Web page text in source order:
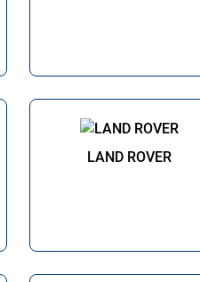
LAND ROVER